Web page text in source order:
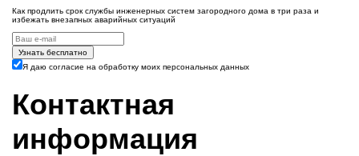
Как продлить срок службы инженерных систем загородного дома в три раза и
избежать внезапных аварийных ситуаций
Узнать бесплатно
Я даю согласие на обработку моих персональных данных
Контактная
информация